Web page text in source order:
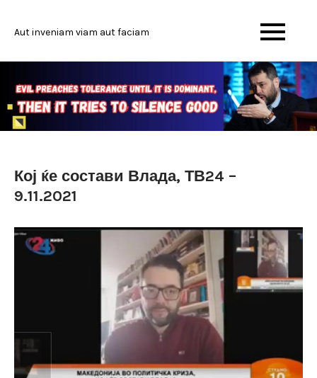
Aut inveniam viam aut faciam
Кој ќе состави Влада, ТВ24 –
9.11.2021